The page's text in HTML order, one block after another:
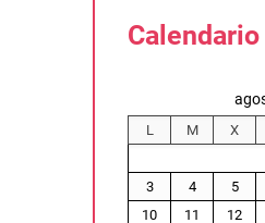
Calendario
L M X
3
4 5
10
11 12